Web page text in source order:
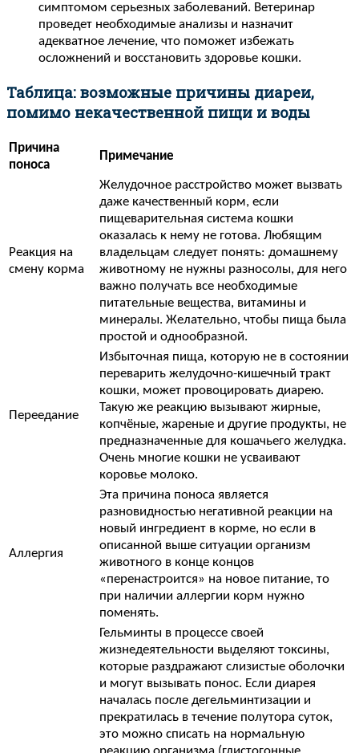
симптомом серьезных заболеваний. Ветеринар
проведет необходимые анализы и назначит
адекватное лечение, что поможет избежать
осложнений и восстановить здоровье кошки.
Таблица: возможные причины диареи,
помимо некачественной пищи и воды
Причина
поноса
Примечание
Реакция на
смену корма
Желудочное расстройство может вызвать
даже качественный корм, если
пищеварительная система кошки
оказалась к нему не готова. Любящим
владельцам следует понять: домашнему
животному не нужны разносолы, для него
важно получать все необходимые
питательные вещества, витамины и
минералы. Желательно, чтобы пища была
простой и однообразной.
Переедание
Избыточная пища, которую не в состоянии
переварить желудочно-кишечный тракт
кошки, может провоцировать диарею.
Такую же реакцию вызывают жирные,
копчёные, жареные и другие продукты, не
предназначенные для кошачьего желудка.
Очень многие кошки не усваивают
коровье молоко.
Аллергия
Эта причина поноса является
разновидностью негативной реакции на
новый ингредиент в корме, но если в
описанной выше ситуации организм
животного в конце концов
«перенастроится» на новое питание, то
при наличии аллергии корм нужно
поменять.
Гельминты в процессе своей
жизнедеятельности выделяют токсины,
которые раздражают слизистые оболочки
и могут вызывать понос. Если диарея
началась после дегельминтизации и
прекратилась в течение полутора суток,
это можно списать на нормальную